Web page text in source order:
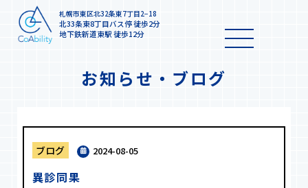
札幌市東区北32条東7丁目2−18
北33条東8丁目バス停 徒歩2分
地下鉄新道東駅 徒歩12分
お知らせ・ブログ
ブログ 2024-08-05
異診同果